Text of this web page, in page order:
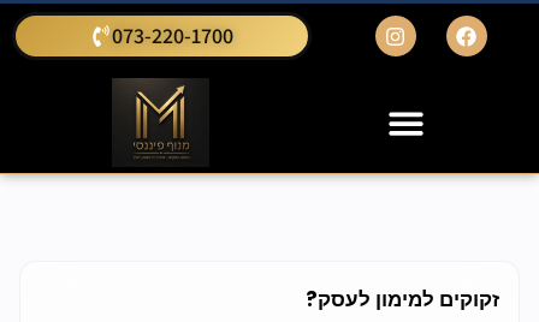
073-220-1700
זקוקים למימון לעסק?